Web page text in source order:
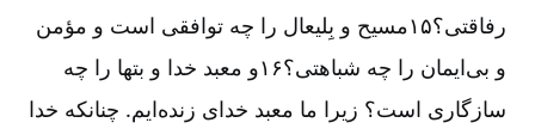
رفاقتی؟۱۵مسیح و بِلیعال را چه توافقی است و مؤمن
و بی‌ایمان را چه شباهتی؟۱۶و معبد خدا و بتها را چه
سازگاری است؟ زیرا ما معبد خدای زنده‌ایم. چنانکه خدا